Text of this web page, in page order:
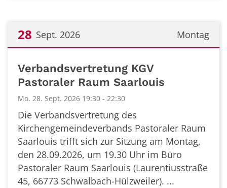
Montag
28 Sept. 2026
Verbandsvertretung KGV
Pastoraler Raum Saarlouis
Mo. 28. Sept. 2026 19:30 - 22:30
Die Verbandsvertretung des
Kirchengemeindeverbands Pastoraler Raum
Saarlouis trifft sich zur Sitzung am Montag,
den 28.09.2026, um 19.30 Uhr im Büro
Pastoraler Raum Saarlouis (Laurentiusstraße
45, 66773 Schwalbach-Hülzweiler). ...